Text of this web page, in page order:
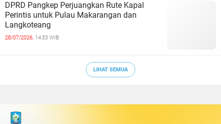
DPRD Pangkep Perjuangkan Rute Kapal
Perintis untuk Pulau Makarangan dan
Langkoteang
28/07/2026, 14:33 WIB
LIHAT SEMUA